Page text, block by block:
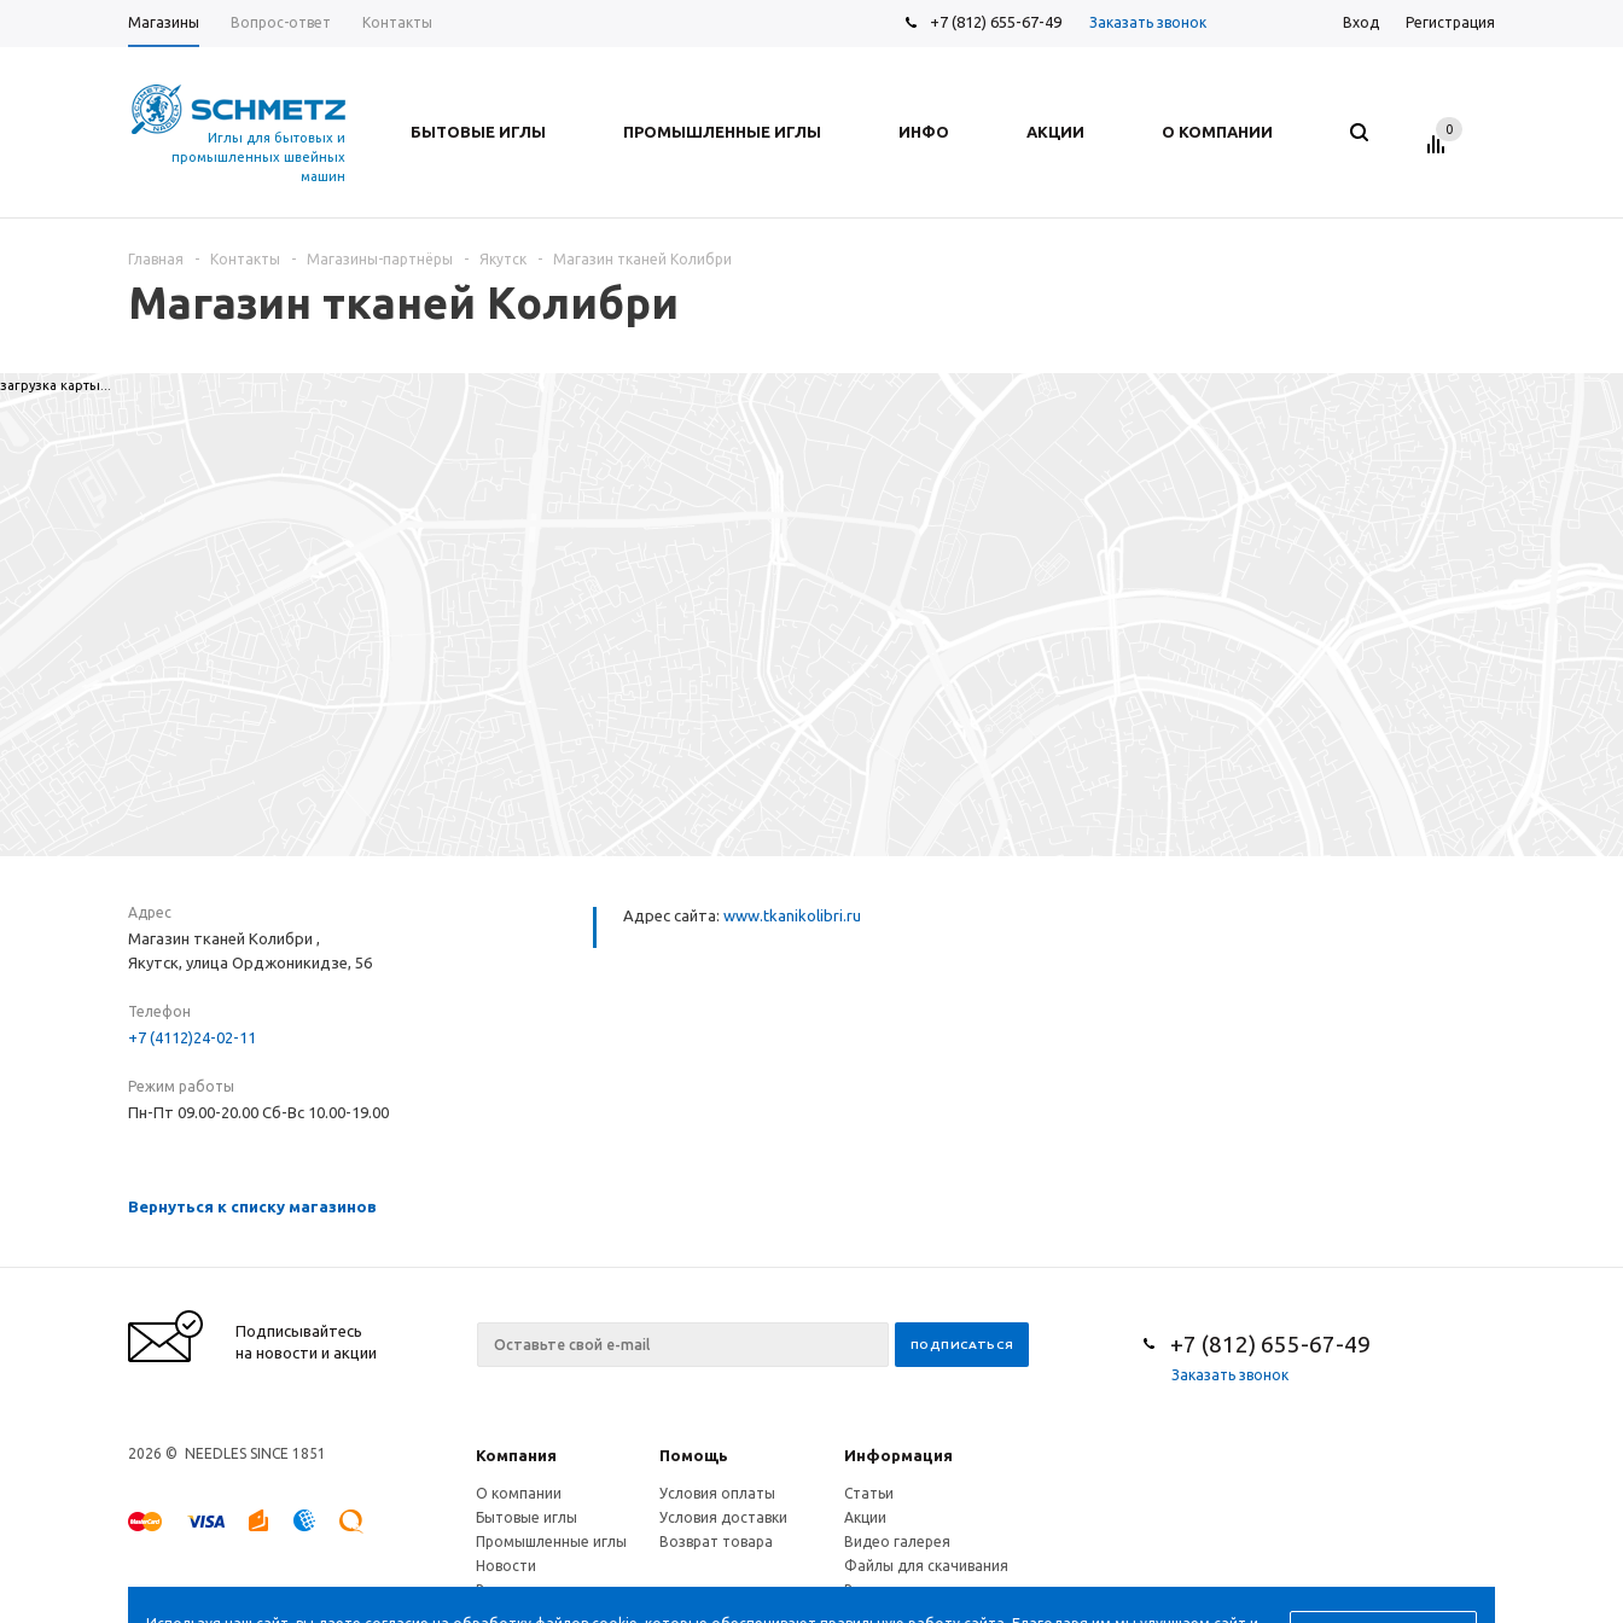
Магазины Вопрос-ответ Контакты +7 (812) 655-67-49 Заказать звонок Вход Регистрация
Иглы для бытовых и
промышленных швейных
машин
БЫТОВЫЕ ИГЛЫ ПРОМЫШЛЕННЫЕ ИГЛЫ ИНФО АКЦИИ О КОМПАНИИ 0
Главная - Контакты - Магазины-партнёры - Якутск - Магазин тканей Колибри
Магазин тканей Колибри
загрузка карты...
Адрес
Магазин тканей Колибри ,
Якутск, улица Орджоникидзе, 56
Телефон
+7 (4112)24-02-11
Режим работы
Пн-Пт 09.00-20.00 Сб-Вс 10.00-19.00
Адрес сайта: www.tkanikolibri.ru
Вернуться к списку магазинов
Подписывайтесь
на новости и акции
+7 (812) 655-67-49
Заказать звонок
2026 © NEEDLES SINCE 1851 Компания Помощь Информация
О компании
Бытовые иглы
Промышленные иглы
Новости
Вакансии
Магазины
Условия оплаты
Условия доставки
Возврат товара
Статьи
Акции
Видео галерея
Файлы для скачивания
Вопрос-ответ